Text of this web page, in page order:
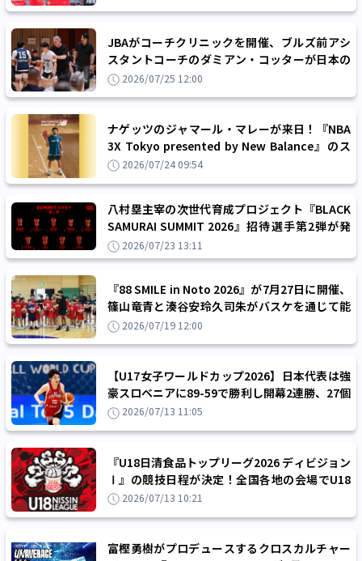
JBAがコーチクリニックを開催、ブルズ前アシ
スタントコーチのダミアン・コッターが日本の
指導者たちに伝えたいことは？
2026/07/25 12:00
ナゲッツのジャマール・マレーが来日！『NBA
3X Tokyo presented by New Balance』のス
ペシャルゲストとしてファンと交流を図る
2026/07/24 09:54
八村塁主宰の次世代育成プロジェクト『BLACK
SAMURAI SUMMIT 2026』招待選手第2弾が発
表、U18世代のトップ選手が集結
2026/07/23 13:11
『88 SMILE in Noto 2026』が7月27日に開催、
篠山竜青と湊谷安玲久司朱がバスケを通じて能
登の子どもたちと交流
2026/07/19 12:00
【U17女子ワールドカップ2026】日本代表は強
豪スロベニアに89-59で勝利し開幕2連勝、27個
のターンオーバーを誘発する堅守で圧倒
2026/07/13 11:05
『U18日清食品トップリーグ2026 ディビジョン
Ⅰ』の競技日程が決定！全国各地の会場でU18
世代最強チームたちがしのぎを削る!!
2026/07/13 10:21
富樫勇樹がプロデュースするクロスカルチャー